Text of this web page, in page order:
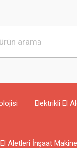
Elektrikli El
Aletleri İnşaat